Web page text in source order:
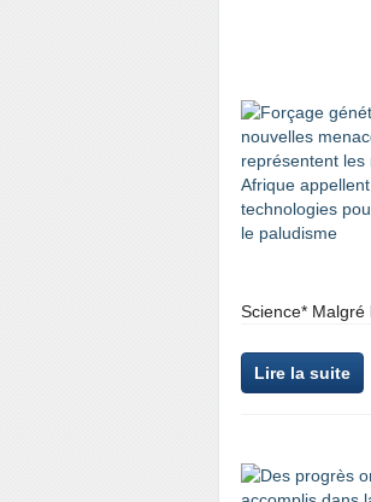
Science* Malgré
Lire la suite